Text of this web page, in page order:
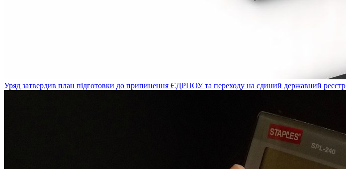
Уряд затвердив план підготовки до припинення ЄДРПОУ та переходу на єдиний державний реєстр